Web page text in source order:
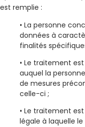
est remplie :
• La personne
données à
finalités
• Le traitement
auquel la
de mesures
celle-ci ;
• Le traitement
légale à laquelle